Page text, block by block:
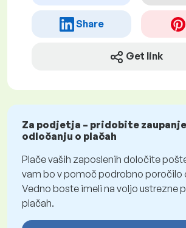
Share
Get link
Za podjetja – pridobite
odločanju o plačah
Plače vaših zaposlenih določite
vam bo v pomoč podrobno poročilo
Vedno boste imeli na voljo ustrezne
plačah.